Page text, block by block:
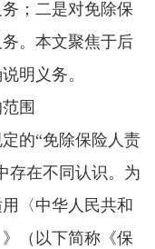
；二是对免除保
。本文聚焦于后
明义务。
围
的“免除保险人责
存在不同认识。为
〈中华人民共和
（以下简称《保